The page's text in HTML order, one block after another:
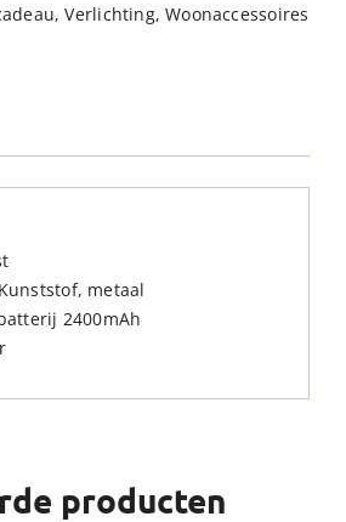
,Verlichting,Woonaccessoires
metaal
2400mAh
producten